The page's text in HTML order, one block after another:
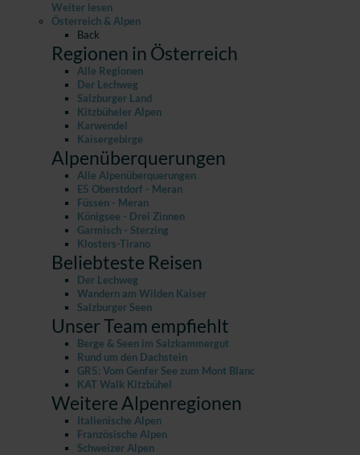
Weiter lesen
Österreich & Alpen
Back
Regionen in Österreich
Alle Regionen
Der Lechweg
Salzburger Land
Kitzbüheler Alpen
Karwendel
Kaisergebirge
Alpenüberquerungen
Alle Alpenüberquerungen
E5 Oberstdorf - Meran
Füssen - Meran
Königsee - Drei Zinnen
Garmisch - Sterzing
Klosters-Tirano
Beliebteste Reisen
Der Lechweg
Wandern am Wilden Kaiser
Salzburger Seen
Unser Team empfiehlt
Berge & Seen im Salzkammergut
Rund um den Dachstein
GR5: Vom Genfer See zum Mont Blanc
KAT Walk Kitzbühel
Weitere Alpenregionen
Italienische Alpen
Französische Alpen
Schweizer Alpen